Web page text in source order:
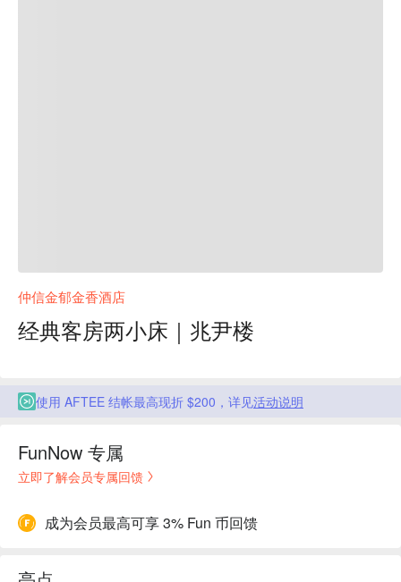
仲信金郁金香酒店
经典客房两小床｜兆尹楼
使用 AFTEE 结帐最高现折 $200，详见活动说明
FunNow 专属
立即了解会员专属回馈
成为会员最高可享 3% Fun 币回馈